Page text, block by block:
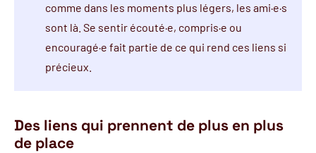
comme dans les moments plus légers, les ami·e·s
sont là. Se sentir écouté·e, compris·e ou
encouragé·e fait partie de ce qui rend ces liens si
précieux.
Des liens qui prennent de plus en plus
de place